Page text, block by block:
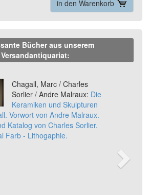
in den Warenkorb
Bücher aus unserem
Versandantiquariat:
Chagall, Marc / Charles
Sorlier / Andre Malraux: Die
Keramiken und Skulpturen
Vorwort von Andre Malraux.
Katalog von Charles Sorlier.
Farb - Lithogaphie.